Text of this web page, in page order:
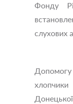
Фонду
слухових
Допомогу
хлопчики